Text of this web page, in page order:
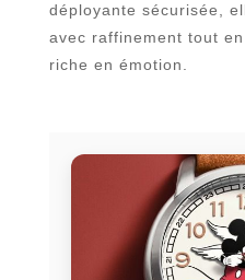
déployante sécurisée,
avec raffinement tout
riche en émotion.